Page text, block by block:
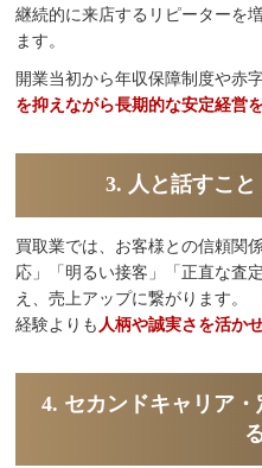
継続的に来店するリピーターを
ます。
開業当初から年収保障制度や赤
を抑えながら長期的な安定経営
3. 人と話すこ
買取業では、お客様との信頼関
応」「明るい接客」「正直な査
え、売上アップに繋がります。
経験よりも 人柄や誠実さを活か
4. セカンドキャリア